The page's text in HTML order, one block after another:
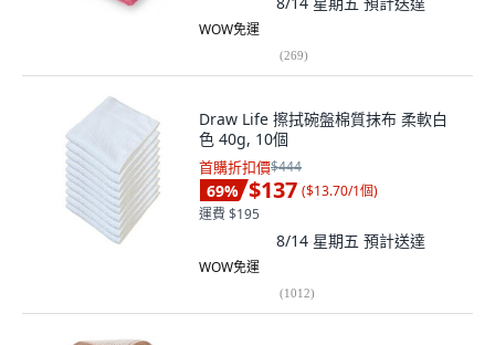
WOW免運
(269)
Draw Life 擦拭碗盤棉質抹布 柔軟白
色 40g, 10個
首購折扣價$444
69% $137 ($13.70/1個)
運費 $195
8/14 星期五 預計送達
WOW免運
(1012)